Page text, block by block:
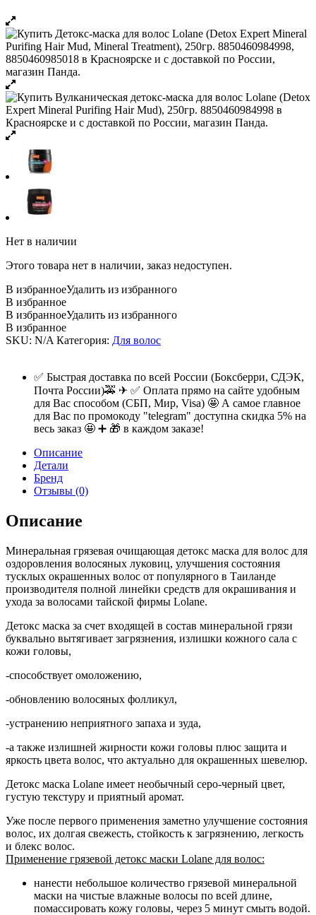
Нет в наличии
Этого товара нет в наличии, заказ недоступен.
В избранноеУдалить из избранного
В избранное
В избранноеУдалить из избранного
В избранное
SKU: N/A Категория: Для волос
✅ Быстрая доставка по всей России (Боксберри, СДЭК,
Почта России)🚕 ✈ ✅ Оплата прямо на сайте удобным
для Вас способом (СБП, Мир, Visa) 🤩 А самое главное
для Вас по промокоду "telegram" доступна скидка 5% на
весь заказ 🤩 ➕ 🎁 в каждом заказе!
Описание
Детали
Бренд
Отзывы (0)
Описание
Минеральная грязевая очищающая детокс маска для волос для
оздоровления волосяных луковиц, улучшения состояния
тусклых окрашенных волос от популярного в Таиланде
производителя полной линейки средств для окрашивания и
ухода за волосами тайской фирмы Lolane.
Детокс маска за счет входящей в состав минеральной грязи
буквально вытягивает загрязнения, излишки кожного сала с
кожи головы,
-способствует омоложению,
-обновлению волосяных фолликул,
-устранению неприятного запаха и зуда,
-а также излишней жирности кожи головы плюс защита и
яркость цвета волос, что актуально для окрашенных шевелюр.
Детокс маска Lolane имеет необычный серо-черный цвет,
густую текстуру и приятный аромат.
Уже после первого применения заметно улучшение состояния
волос, их долгая свежесть, стойкость к загрязнению, легкость
и блекс волос.
Применение грязевой детокс маски Lolane для волос:
нанести небольшое количество грязевой минеральной
маски на чистые влажные волосы по всей длине,
помассировать кожу головы, через 5 минут смыть водой.